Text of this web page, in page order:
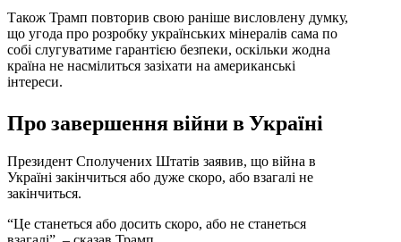
Також Трамп повторив свою раніше висловлену думку,
що угода про розробку українських мінералів сама по
собі слугуватиме гарантією безпеки, оскільки жодна
країна не насмілиться зазіхати на американські
інтереси.
Про завершення війни в Україні
Президент Сполучених Штатів заявив, що війна в
Україні закінчиться або дуже скоро, або взагалі не
закінчиться.
“Це станеться або досить скоро, або не станеться